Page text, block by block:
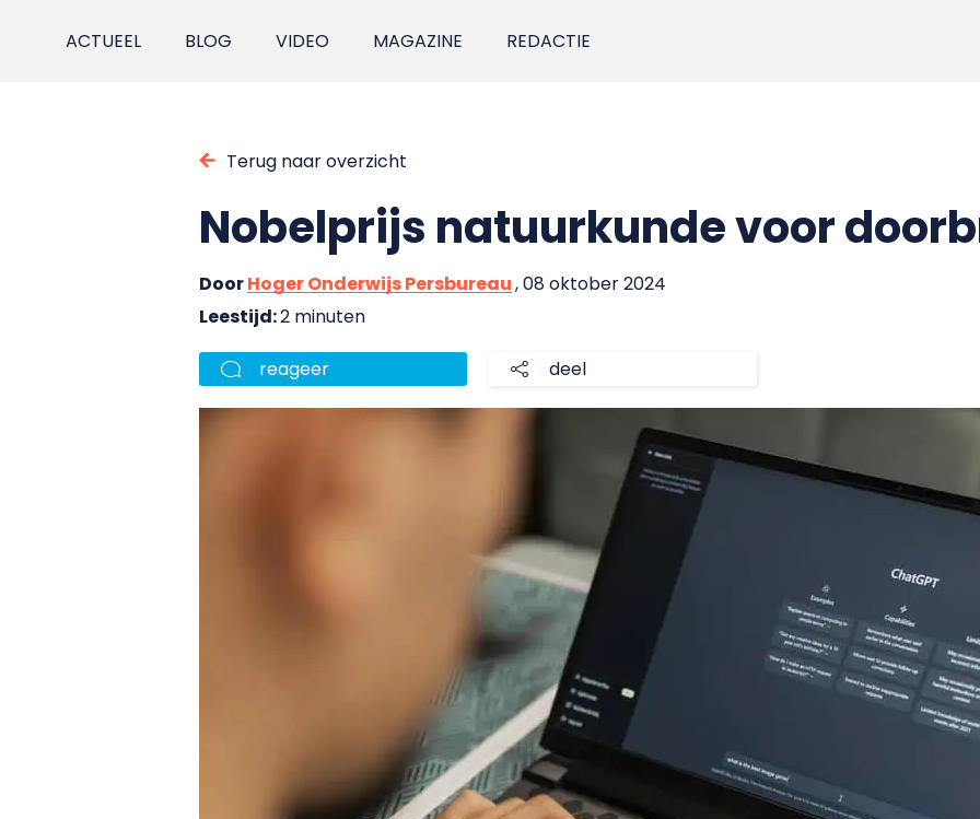
ACTUEEL BLOG VIDEO MAGAZINE REDACTIE
Terug naar overzicht
Nobelprijs natuurkunde voor
DoorHoger Onderwijs Persbureau, 08 oktober 2024
Leestijd:2 minuten
reageer deel